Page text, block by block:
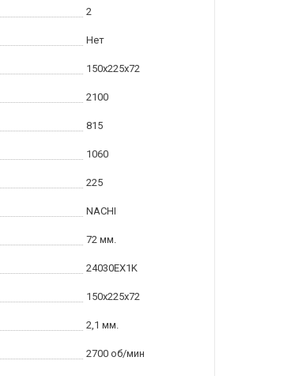
2
Нет
150x225x72
2100
815
1060
225
NACHI
72 мм.
24030EX1K
150x225x72
2,1 мм.
2700 об/мин